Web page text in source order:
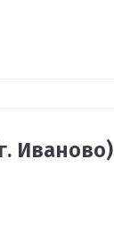
Иваново)